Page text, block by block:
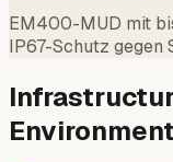
EM400-MUD mit
IP67-Schutz gegen